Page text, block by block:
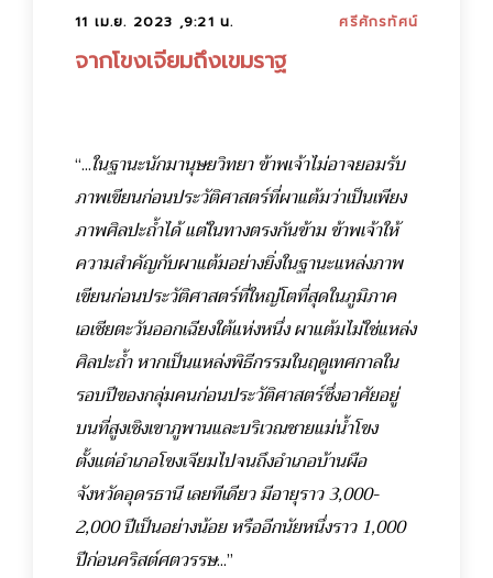
11 เม.ย. 2023 ,9:21 น. ศรีศักรทัศน์
จากโขงเจียมถึงเขมราฐ
“...ในฐานะนักมานุษยวิทยา ข้าพเจ้าไม่อาจยอมรับ
ภาพเขียนก่อนประวัติศาสตร์ที่ผาแต้มว่าเป็นเพียง
ภาพศิลปะถ้ำได้ แต่ในทางตรงกันข้าม ข้าพเจ้าให้
ความสำคัญกับผาแต้มอย่างยิ่งในฐานะแหล่งภาพ
เขียนก่อนประวัติศาสตร์ที่ใหญ่โตที่สุดในภูมิภาค
เอเชียตะวันออกเฉียงใต้แห่งหนึ่ง ผาแต้มไม่ใช่แหล่ง
ศิลปะถ้ำ หากเป็นแหล่งพิธีกรรมในฤดูเทศกาลใน
รอบปีของกลุ่มคนก่อนประวัติศาสตร์ซึ่งอาศัยอยู่
บนที่สูงเชิงเขาภูพานและบริเวณชายแม่น้ำโขง
ตั้งแต่อำเภอโขงเจียมไปจนถึงอำเภอบ้านผือ
จังหวัดอุดรธานี เลยทีเดียว มีอายุราว 3,000-
2,000 ปีเป็นอย่างน้อย หรืออีกนัยหนึ่งราว 1,000
ปีก่อนคริสต์ศตวรรษ...”